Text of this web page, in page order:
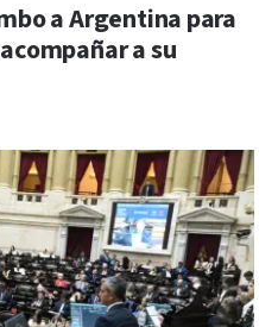
a Argentina para
a su